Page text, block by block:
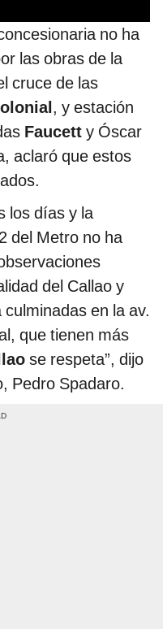
no ha
las obras de la
cruce de las
, y estación
Faucett y Óscar
aclaró que estos
los días y la
del Metro no ha
del Callao y
en la av.
que tienen más
se respeta”, dijo
Pedro Spadaro.